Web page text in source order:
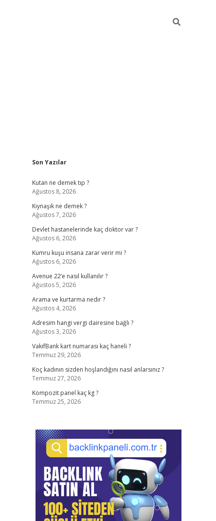
Sidebar
Son Yazılar
Kutan ne demek tıp ?
Ağustos 8, 2026
Kıynaşık ne demek ?
Ağustos 7, 2026
Devlet hastanelerinde kaç doktor var ?
Ağustos 6, 2026
Kumru kuşu insana zarar verir mi ?
Ağustos 6, 2026
Avenue 22’e nasıl kullanılır ?
Ağustos 5, 2026
Arama ve kurtarma nedir ?
Ağustos 4, 2026
Adresim hangi vergi dairesine bağlı ?
Ağustos 3, 2026
VakıfBank kart numarası kaç haneli ?
Temmuz 29, 2026
Koç kadının sizden hoşlandığını nasıl anlarsınız ?
Temmuz 27, 2026
Kompozit panel kaç kg ?
Temmuz 25, 2026